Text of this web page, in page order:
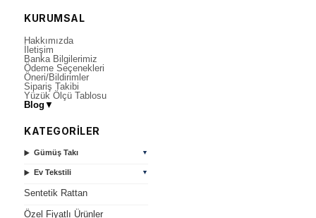
KURUMSAL
Hakkımızda
İletişim
Banka Bilgilerimiz
Ödeme Seçenekleri
Öneri/Bildirimler
Sipariş Takibi
Yüzük Ölçü Tablosu
Blog ▼
KATEGORİLER
Gümüş Takı ▼
Ev Tekstili ▼
Sentetik Rattan
Özel Fiyatlı Ürünler